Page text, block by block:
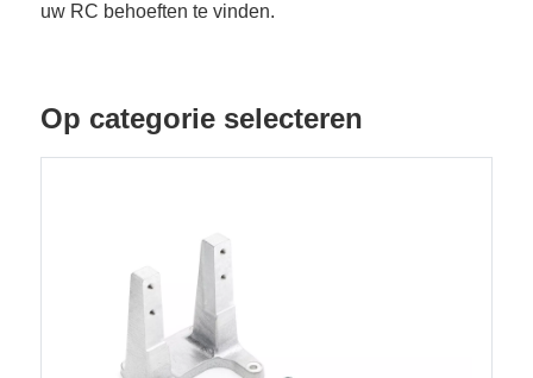
uw RC behoeften te vinden.
Op categorie selecteren